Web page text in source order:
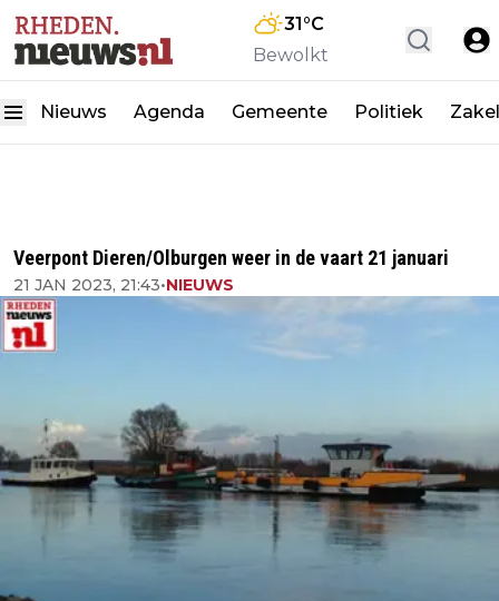
31°C
Bewolkt
Nieuws Agenda Gemeente Politiek
Veerpont Dieren/Olburgen weer in de vaart 21 januari
21 JAN 2023, 21:43•NIEUWS